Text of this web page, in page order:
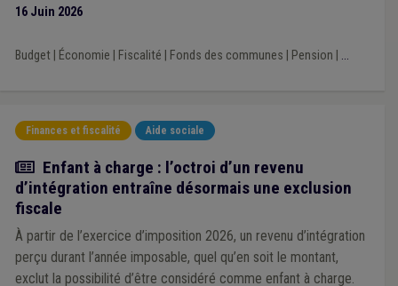
16 Juin 2026
Budget| Économie Fiscalité Fonds des communes Pension ...
Finances et fiscalité Aide sociale
Actualité
Enfant à charge : l’octroi d’un revenu
d’intégration entraîne désormais une exclusion
fiscale
À partir de l’exercice d’imposition 2026, un revenu d’intégration
perçu durant l’année imposable, quel qu’en soit le montant,
exclut la possibilité d’être considéré comme enfant à charge.